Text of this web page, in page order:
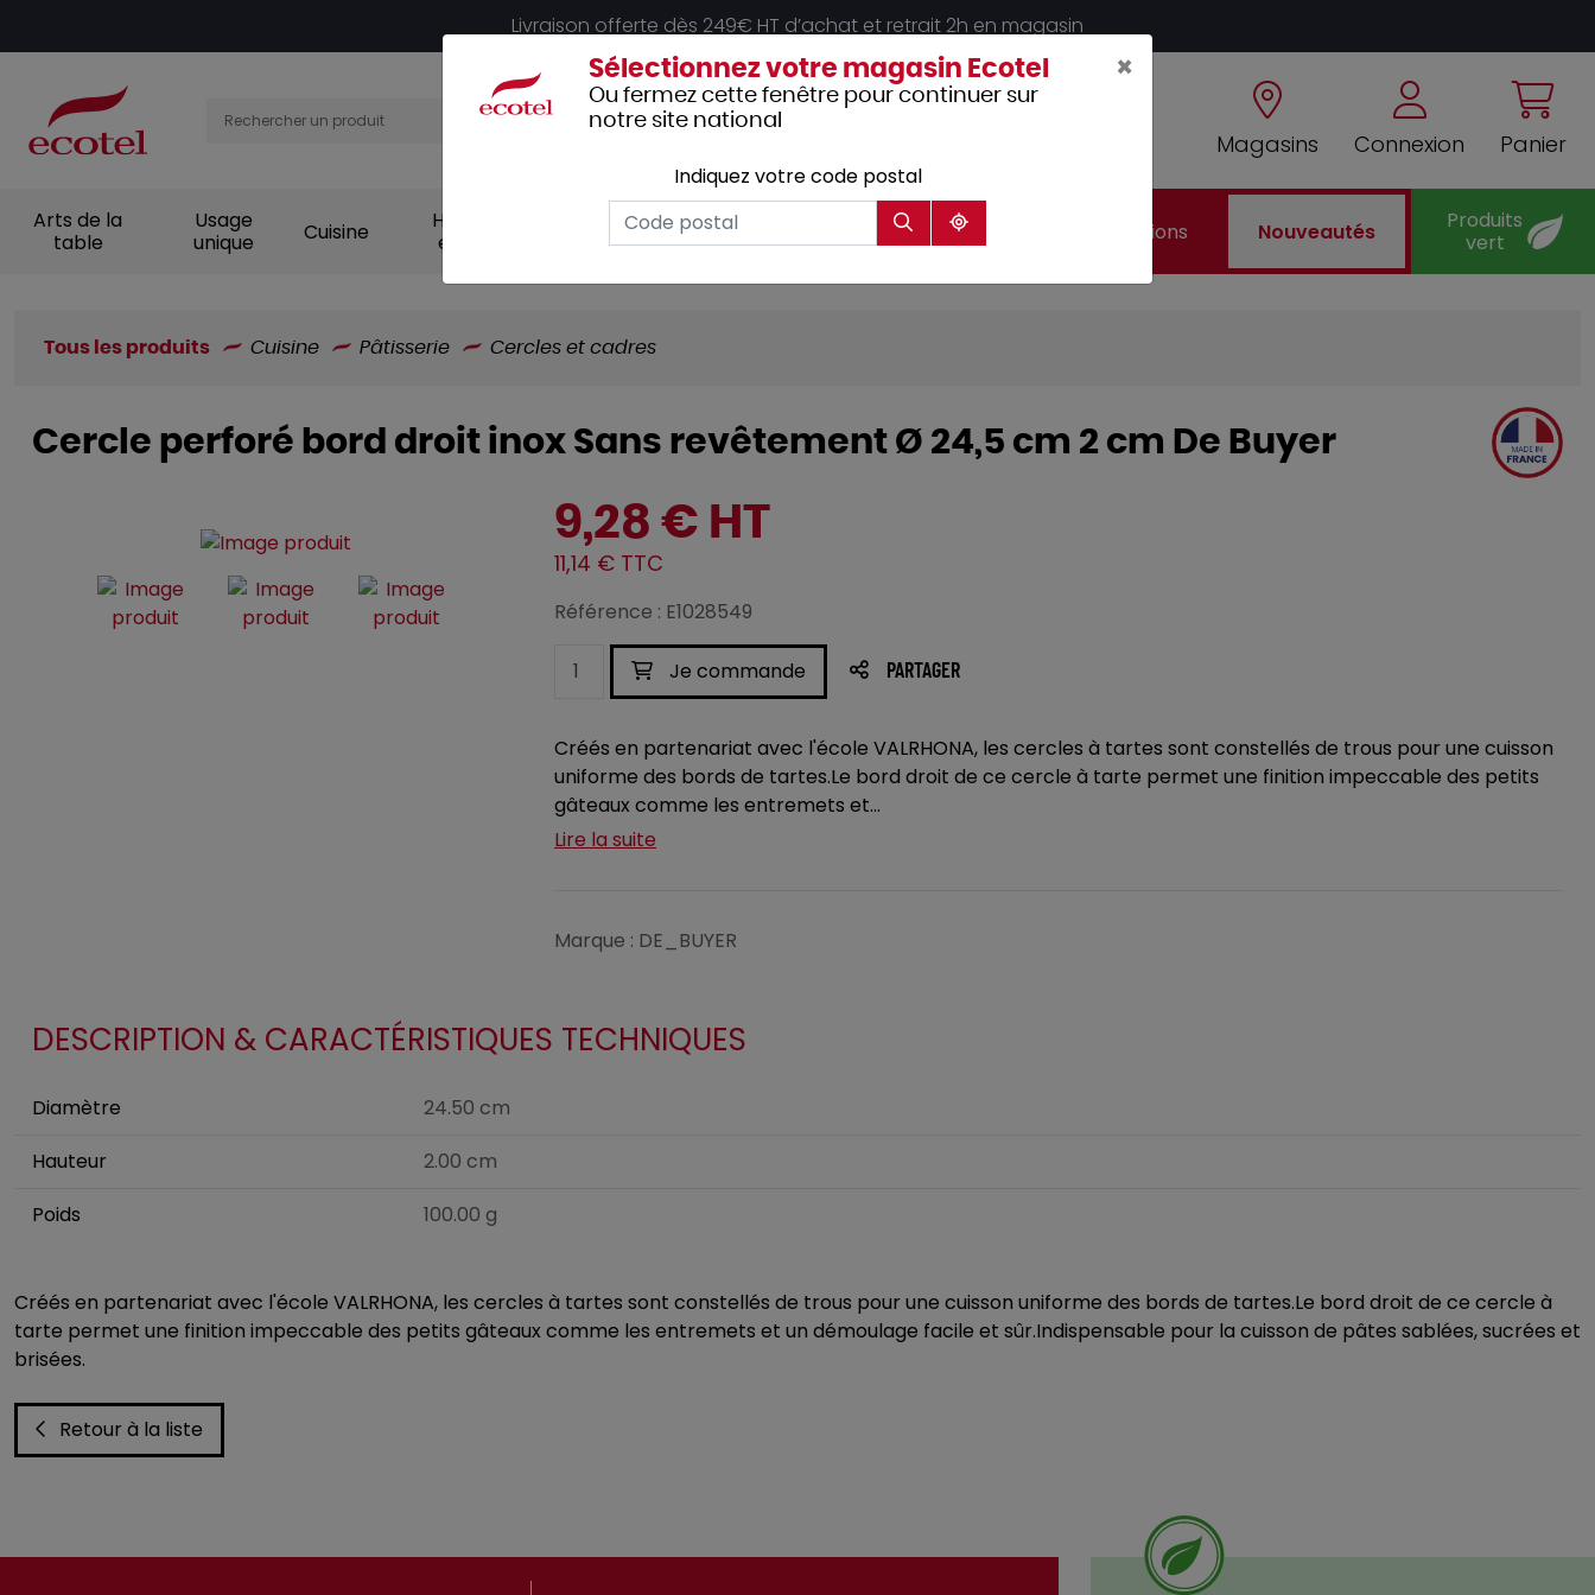
Livraison offerte dès 249€ HT d’achat et retrait 2h en magasin
Magasins Connexion Panier
Arts de la
table
Usage
unique
Cuisine
Hygiène et
entretien
Vêtements
professionnels
Hôtellerie Mobilier Promotions Nouveautés
Produits
vert
Tous les produits Cuisine Pâtisserie Cercles et cadres
Cercle perforé bord droit inox Sans revêtement Ø 24,5 cm 2 cm De Buyer
9,28 € HT
11,14 € TTC
Référence : E1028549
Je commande PARTAGER
Créés en partenariat avec l'école VALRHONA, les cercles à tartes sont constellés de trous pour une cuisson
uniforme des bords de tartes.Le bord droit de ce cercle à tarte permet une finition impeccable des petits
gâteaux comme les entremets et...
Lire la suite
Marque : DE_BUYER
DESCRIPTION & CARACTÉRISTIQUES TECHNIQUES
Diamètre
24.50 cm
Hauteur
2.00 cm
Poids
100.00 g
Créés en partenariat avec l'école VALRHONA, les cercles à tartes sont constellés de trous pour une cuisson uniforme des bords de tartes.Le bord droit de ce cercle à
tarte permet une finition impeccable des petits gâteaux comme les entremets et un démoulage facile et sûr.Indispensable pour la cuisson de pâtes sablées, sucrées et
brisées.
Retour à la liste
×
Sélectionnez votre magasin Ecotel
Ou fermez cette fenêtre pour continuer sur
notre site national
Indiquez votre code postal